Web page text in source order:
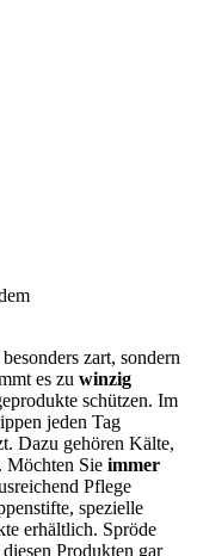
zart, sondern
es zu winzig
schützen. Im
jeden Tag
Dazu gehören Kälte,
Möchten Sie immer
Pflege
spezielle
erhältlich. Spröde
Produkten gar